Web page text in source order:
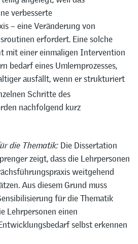
verbesserte
– eine Veränderung von
erfordert. Eine solche
mit einer einmaligen Intervention
bedarf eines Umlernprozesses,
ausfällt, wenn er strukturiert
Schritte des
nachfolgend kurz
die Thematik: Die Dissertation
zeigt, dass die Lehrpersonen
weitgehend
Aus diesem Grund muss
für die Thematik
Lehrpersonen einen
selbst erkennen